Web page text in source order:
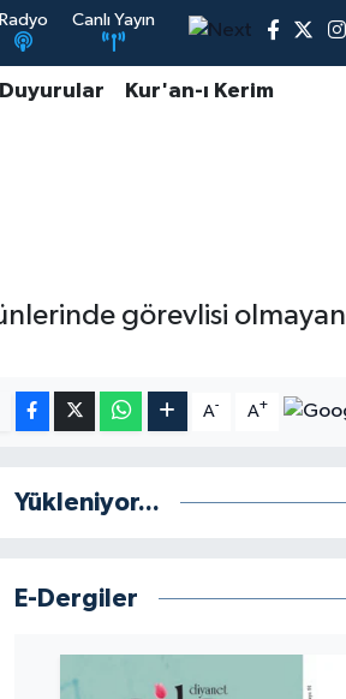
Radyo Canlı Yayın
Duyurular Kur'an-ı Kerim
görevlisi olmayan
A- A+
Yükleniyor...
E-Dergiler